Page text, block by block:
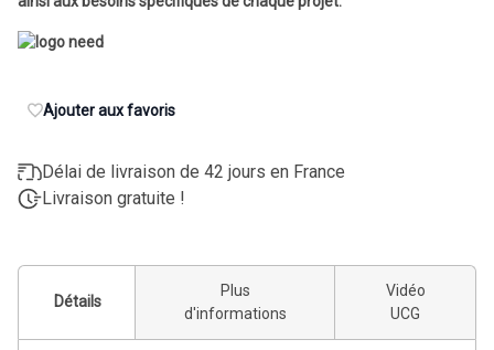
Ajouter aux favoris
Délai de livraison de 42 jours en France
Livraison gratuite !
Détails
Plus
d'informations
Vidéo
UCG